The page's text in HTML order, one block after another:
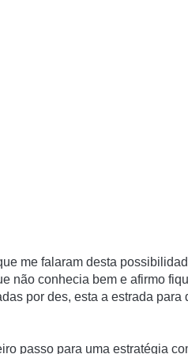
me falaram desta
não conhecia bem e afirmo
por des, esta a estrada para
passo para uma estratégia